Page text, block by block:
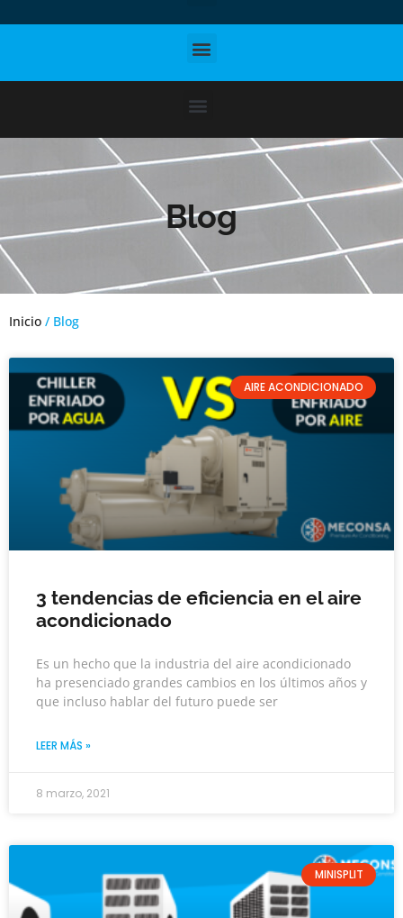
Blog
Inicio / Blog
AIRE ACONDICIONADO
3 tendencias de eficiencia en el aire
acondicionado
Es un hecho que la industria del aire acondicionado
ha presenciado grandes cambios en los últimos años y
que incluso hablar del futuro puede ser
LEER MÁS »
8 marzo, 2021
MINISPLIT